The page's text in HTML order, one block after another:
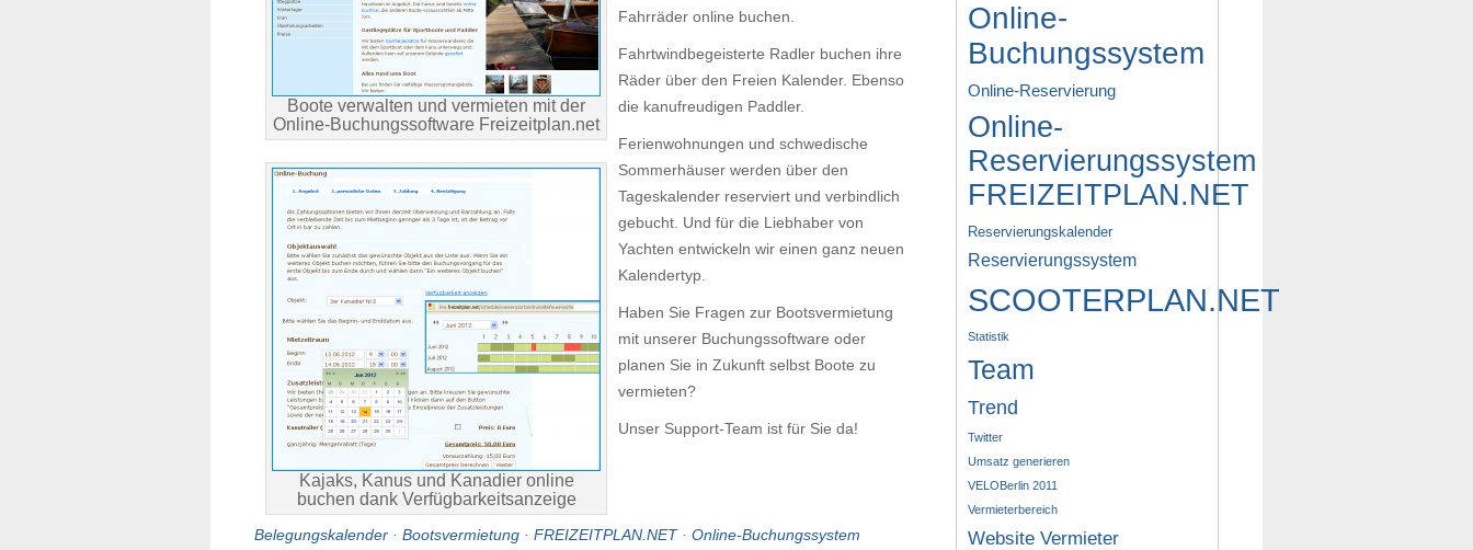
Online-
Buchungssystem
Online-Reservierung
Online-
Reservierungssystem
FREIZEITPLAN.NET
Reservierungskalender
Reservierungssystem
SCOOTERPLAN.NET
Statistik
Team
Trend
Twitter
Umsatz generieren
VELOBerlin 2011
Vermieterbereich
Website Vermieter
Boote verwalten und vermieten mit der
Online-Buchungssoftware Freizeitplan.net
Fahrräder online buchen.
Fahrtwindbegeisterte Radler buchen ihre
Räder über den Freien Kalender. Ebenso
die kanufreudigen Paddler.
Kajaks, Kanus und Kanadier online
buchen dank Verfügbarkeitsanzeige
Ferienwohnungen und schwedische
Sommerhäuser werden über den
Tageskalender reserviert und verbindlich
gebucht. Und für die Liebhaber von
Yachten entwickeln wir einen ganz neuen
Kalendertyp.
Haben Sie Fragen zur Bootsvermietung
mit unserer Buchungssoftware oder
planen Sie in Zukunft selbst Boote zu
vermieten?
Unser Support-Team ist für Sie da!
Belegungskalender · Bootsvermietung · FREIZEITPLAN.NET· Online-Buchungssystem